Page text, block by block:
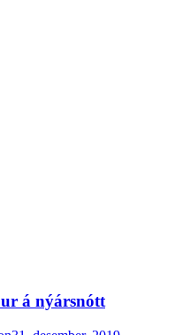
á nýársnótt